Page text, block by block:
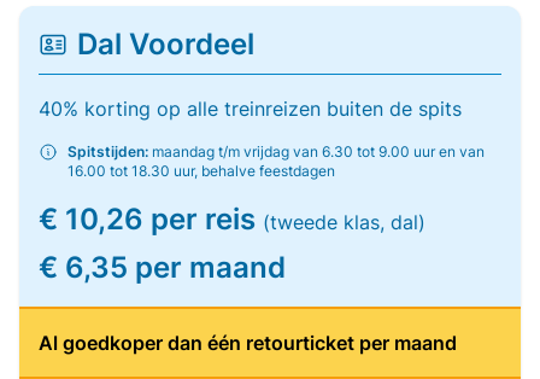
Dal Voordeel
40% korting op alle treinreizen buiten de spits
Spitstijden: maandag t/m vrijdag van 6.30 tot 9.00 uur en van
16.00 tot 18.30 uur, behalve feestdagen
€ 10,26 per reis (tweede klas, dal)
€ 6,35 per maand
Al goedkoper dan één retourticket per maand